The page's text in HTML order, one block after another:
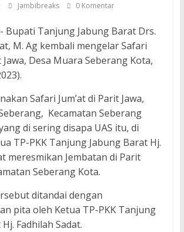
Jambibreaks 0 Komentar
Bupati Tanjung Jabung Barat Drs.
M. Ag kembali mengelar Safari
Jawa, Desa Muara Seberang Kota,
Safari Jum’at di Parit Jawa,
Kecamatan Seberang
di sering disapa UAS itu, di
TP-PKK Tanjung Jabung Barat Hj.
meresmikan Jembatan di Parit
Seberang Kota.
ditandai dengan
pita oleh Ketua TP-PKK Tanjung
Fadhilah Sadat.